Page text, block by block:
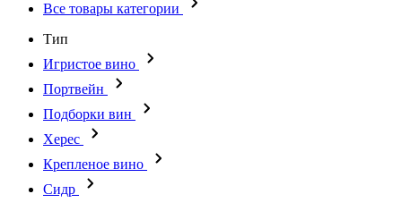
Все товары категории
Тип
Игристое вино
Портвейн
Подборки вин
Херес
Крепленое вино
Сидр